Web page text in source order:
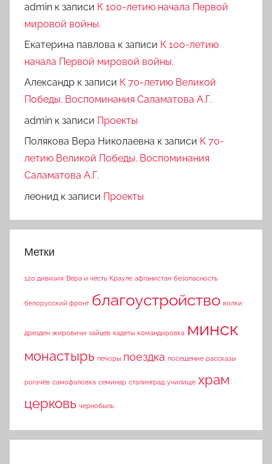
admin к записи К 100-летию начала Первой
мировой войны.
Екатерина павлова к записи К 100-летию
начала Первой мировой войны.
Александр к записи К 70-летию Великой
Победы. Воспоминания Саламатова А.Г.
admin к записи Проекты
Полякова Вера Николаевна к записи К 70-
летию Великой Победы. Воспоминания
Саламатова А.Г.
леонид к записи Проекты
Метки
120 дивизия Вера и честь Крауле афганистан безопасность
белорусский фронт благоустройство волки
дрезден жировичи зайцев кадеты командировка минск
монастырь печоры поездка посещение рассказы
рогачёв самофаловка семинар сталинград училище храм
церковь чернобыль